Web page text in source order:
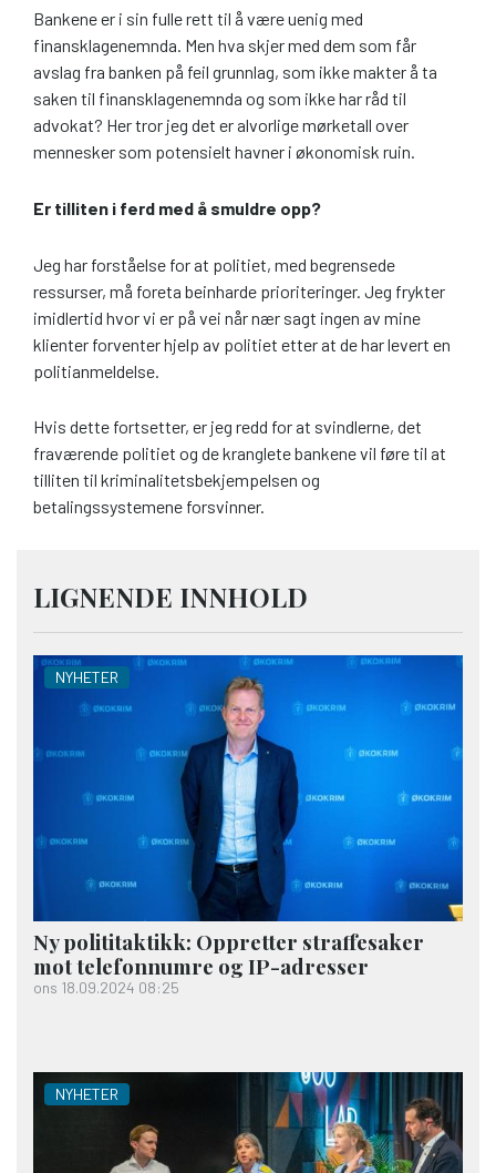
Bankene er i sin fulle rett til å være uenig med
finansklagenemnda. Men hva skjer med dem som får
avslag fra banken på feil grunnlag, som ikke makter å ta
saken til finansklagenemnda og som ikke har råd til
advokat? Her tror jeg det er alvorlige mørketall over
mennesker som potensielt havner i økonomisk ruin.
Er tilliten i ferd med å smuldre opp?
Jeg har forståelse for at politiet, med begrensede
ressurser, må foreta beinharde prioriteringer. Jeg frykter
imidlertid hvor vi er på vei når nær sagt ingen av mine
klienter forventer hjelp av politiet etter at de har levert en
politianmeldelse.
Hvis dette fortsetter, er jeg redd for at svindlerne, det
fraværende politiet og de kranglete bankene vil føre til at
tilliten til kriminalitetsbekjempelsen og
betalingssystemene forsvinner.
LIGNENDE INNHOLD
NYHETER
Ny polititaktikk: Oppretter straffesaker
mot telefonnumre og IP-adresser
ons 18.09.2024 08:25
NYHETER